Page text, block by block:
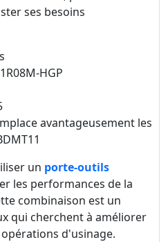
ses besoins
HGP
avantageusement les
un porte-outils
les performances de la
combinaison est un
qui cherchent à améliorer
d'usinage.